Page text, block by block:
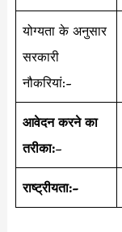
योग्यता के अनुसार
सरकारी
नौकरियां:-
आवेदन करने का
तरीका:–
राष्ट्रीयता:-